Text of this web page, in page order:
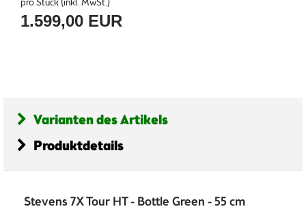
1.599,00 EUR
Varianten des Artikels
Produktdetails
Stevens 7X Tour HT - Bottle Green - 55 cm